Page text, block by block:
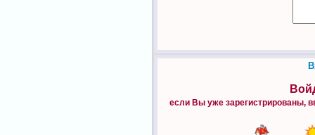
если Вы уже зарегистрированы,